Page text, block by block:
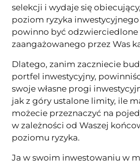
selekcji i wydaje się
poziom ryzyka inwestycyjnego
powinno być odzwierciedlone
zaangażowanego przez Was
Dlatego, zanim zaczniecie
portfel inwestycyjny,
swoje własne progi
jak z góry ustalone limity, ile
możecie przeznaczyć na
w zależności od Waszej
poziomu ryzyka.
Ja w swoim inwestowaniu w